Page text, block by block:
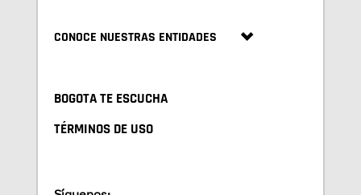
CONOCE NUESTRAS ENTIDADES
BOGOTA TE ESCUCHA
TÉRMINOS DE USO